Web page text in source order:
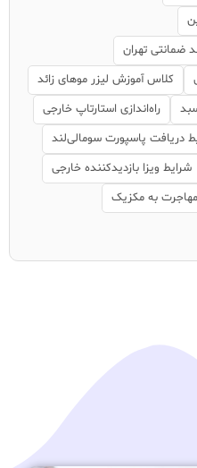
ضمانتی تهران
کلاس آموزش لیزر موهای زائد
راه‌اندازی استارتاپ خارجی
دریافت پاسپورت سومالی‌لند
شرایط ویزا بازدیدکننده خارجی
به مکزیک